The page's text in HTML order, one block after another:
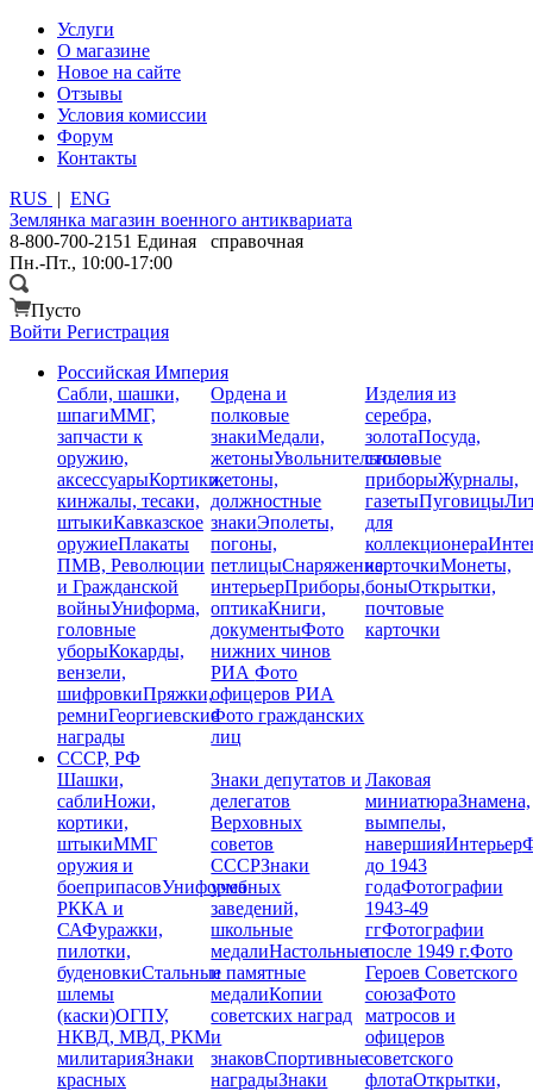
Услуги
О магазине
Новое на сайте
Отзывы
Условия комиссии
Форум
Контакты
RUS | ENG
Землянка магазин военного антиквариата
8-800-700-2151 Единая справочная
Пн.-Пт., 10:00-17:00
Пусто
Войти Регистрация
Российская Империя
Сабли, шашки,
шпагиММГ,
запчасти к
оружию,
аксессуарыКортики,
кинжалы, тесаки,
штыкиКавказское
оружиеПлакаты
ПМВ, Революции
и Гражданской
войныУниформа,
головные
уборыКокарды,
вензели,
шифровкиПряжки,
ремниГеоргиевские
награды
Ордена и
полковые
знакиМедали,
жетоныУвольнительные
жетоны,
должностные
знакиЭполеты,
погоны,
петлицыСнаряжение,
интерьерПриборы,
оптикаКниги,
документыФото
нижних чинов
РИАФото
офицеров РИА
Фото гражданских
лиц
Изделия из
серебра,
золотаПосуда,
столовые
приборыЖурналы,
газетыПуговицы
для
коллекционера
карточкиМонеты,
боныОткрытки,
почтовые
карточки
СССР, РФ
Шашки,
саблиНожи,
кортики,
штыкиММГ
оружия и
боеприпасовУниформа
РККА и
САФуражки,
пилотки,
буденовкиСтальные
шлемы
(каски)ОГПУ,
НКВД, МВД, РКМ
милитарияЗнаки
красных
Знаки депутатов и
делегатов
Верховных
советов
СССРЗнаки
учебных
заведений,
школьные
медалиНастольные
и памятные
медалиКопии
советских наград
и
знаковСпортивные
наградыЗнаки
Лаковая
миниатюраЗнамена,
вымпелы,
навершияИнтерьер
до 1943
годаФотографии
1943-49
ггФотографии
после 1949 г.Фото
Героев Советского
союзаФото
матросов и
офицеров
советского
флотаОткрытки,